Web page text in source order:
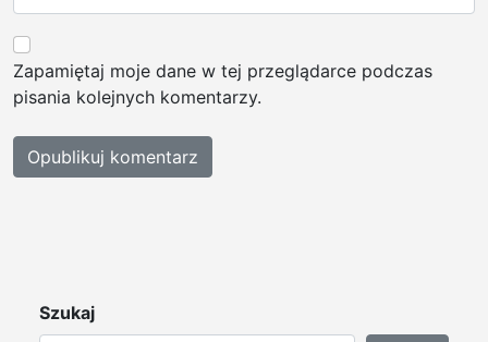
Zapamiętaj moje dane w tej przeglądarce podczas
pisania kolejnych komentarzy.
Szukaj